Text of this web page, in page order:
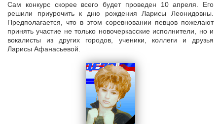
Сам конкурс скорее всего будет проведен 10 апреля. Его
решили приурочить к дню рождения Ларисы Леонидовны.
Предполагается, что в этом соревновании певцов пожелают
принять участие не только новочеркасские исполнители, но и
вокалисты из других городов, ученики, коллеги и друзья
Ларисы Афанасьевой.